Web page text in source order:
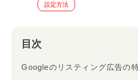
設定方法
目次
Googleのリスティング広告の